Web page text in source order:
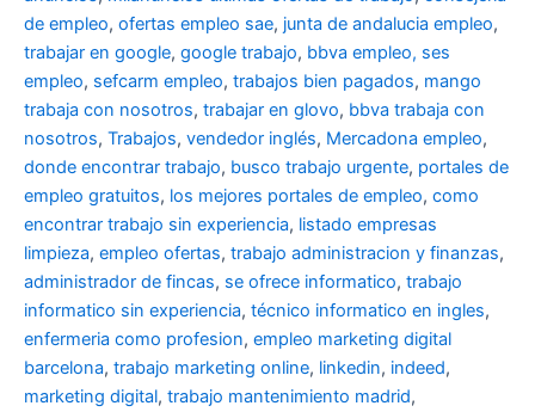
de empleo, ofertas empleo sae, junta de andalucia empleo,
trabajar en google, google trabajo, bbva empleo, ses
empleo, sefcarm empleo, trabajos bien pagados, mango
trabaja con nosotros, trabajar en glovo, bbva trabaja con
nosotros, Trabajos, vendedor inglés, Mercadona empleo,
donde encontrar trabajo, busco trabajo urgente, portales de
empleo gratuitos, los mejores portales de empleo, como
encontrar trabajo sin experiencia, listado empresas
limpieza, empleo ofertas, trabajo administracion y finanzas,
administrador de fincas, se ofrece informatico, trabajo
informatico sin experiencia, técnico informatico en ingles,
enfermeria como profesion, empleo marketing digital
barcelona, trabajo marketing online, linkedin, indeed,
marketing digital, trabajo mantenimiento madrid,